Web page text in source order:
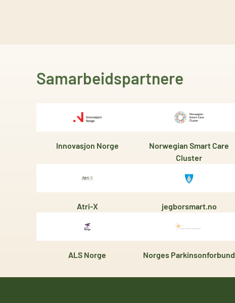
Samarbeidspartnere
Innovasjon Norge
Norwegian Smart Care
Cluster
Atri-X jegborsmart.no
ALS Norge Norges Parkinsonforbund